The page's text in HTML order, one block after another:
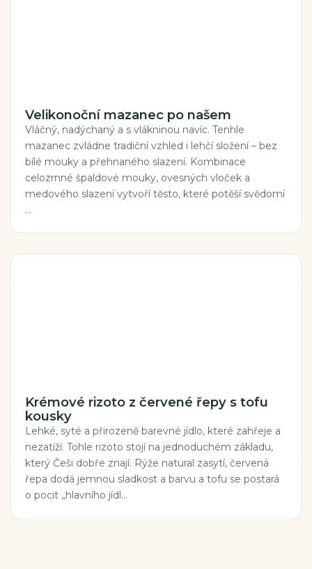
Velikonoční mazanec po našem
Vláčný, nadýchaný a s vlákninou navíc. Tenhle
mazanec zvládne tradiční vzhled i lehčí složení – bez
bílé mouky a přehnaného slazení. Kombinace
celozrnné špaldové mouky, ovesných vloček a
medového slazení vytvoří těsto, které potěší svědomí
...
Krémové rizoto z červené řepy s tofu
kousky
Lehké, syté a přirozeně barevné jídlo, které zahřeje a
nezatíží. Tohle rizoto stojí na jednoduchém základu,
který Češi dobře znají. Rýže natural zasytí, červená
řepa dodá jemnou sladkost a barvu a tofu se postará
o pocit „hlavního jídl...